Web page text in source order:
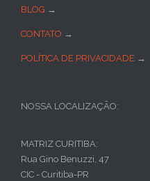
BLOG →
CONTATO →
POLÍTICA DE PRIVACIDADE →
NOSSA LOCALIZAÇÃO:
MATRIZ CURITIBA:
Rua Gino Benuzzi, 47
CIC - Curitiba-PR